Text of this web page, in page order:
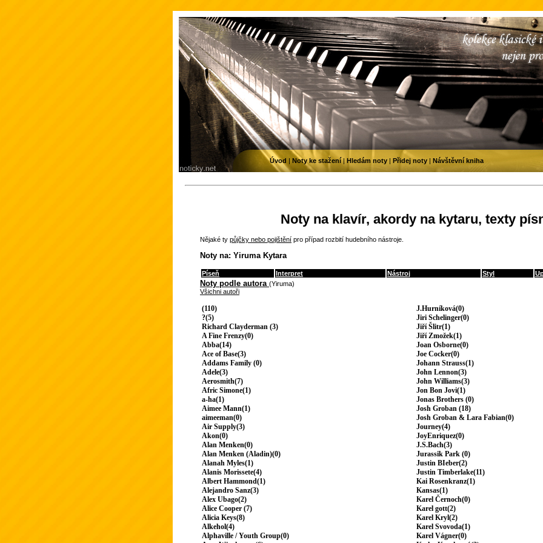
Noty na klavír, akordy na kytaru, texty
Nějaké ty půjčky nebo pojištění pro případ rozbití hudebního nástroje.
Noty na: Yiruma Kytara
Píseň Interpret Nástroj Styl
Noty podle autora (Yiruma)
Všichni autoři
(110)
?(5)
Richard Clayderman (3)
A Fine Frenzy(0)
Abba(14)
Ace of Base(3)
Addams Family (0)
Adele(3)
Aerosmith(7)
Afric Simone(1)
a-ha(1)
Aimee Mann(1)
aimeeman(0)
Air Supply(3)
Akon(0)
Alan Menken(0)
Alan Menken (Aladin)(0)
Alanah Myles(1)
Alanis Morissete(4)
Albert Hammond(1)
Alejandro Sanz(3)
Alex Ubago(2)
Alice Cooper (7)
Alicia Keys(8)
Alkehol(4)
Alphaville / Youth Group(0)
J.Hurníková(0)
Jiri Schelinger(0)
Jiří Šlitr(1)
Jiří Zmožek(1)
Joan Osborne(0)
Joe Cocker(0)
Johann Strauss(1)
John Lennon(3)
John Williams(3)
Jon Bon Jovi(1)
Jonas Brothers (0)
Josh Groban (18)
Josh Groban & Lara Fabian(0)
Journey(4)
JoyEnriquez(0)
J.S.Bach(3)
Jurassik Park (0)
Justin BIeber(2)
Justin Timberlake(11)
Kai Rosenkranz(1)
Kansas(1)
Karel Černoch(0)
Karel gott(2)
Karel Kryl(2)
Karel Svovoda(1)
Karel Vágner(0)
Úvod | Noty ke stažení| Hledám noty | Přidej noty | Návštěvní kniha